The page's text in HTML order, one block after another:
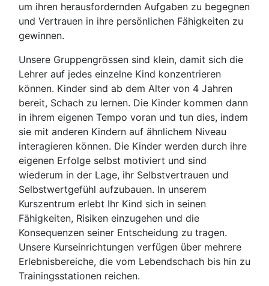
um ihren herausfordernden Aufgaben zu begegnen
und Vertrauen in ihre persönlichen Fähigkeiten zu
gewinnen.
Unsere Gruppengrössen sind klein, damit sich die
Lehrer auf jedes einzelne Kind konzentrieren
können. Kinder sind ab dem Alter von 4 Jahren
bereit, Schach zu lernen. Die Kinder kommen dann
in ihrem eigenen Tempo voran und tun dies, indem
sie mit anderen Kindern auf ähnlichem Niveau
interagieren können. Die Kinder werden durch ihre
eigenen Erfolge selbst motiviert und sind
wiederum in der Lage, ihr Selbstvertrauen und
Selbstwertgefühl aufzubauen. In unserem
Kurszentrum erlebt Ihr Kind sich in seinen
Fähigkeiten, Risiken einzugehen und die
Konsequenzen seiner Entscheidung zu tragen.
Unsere Kurseinrichtungen verfügen über mehrere
Erlebnisbereiche, die vom Lebendschach bis hin zu
Trainingsstationen reichen.